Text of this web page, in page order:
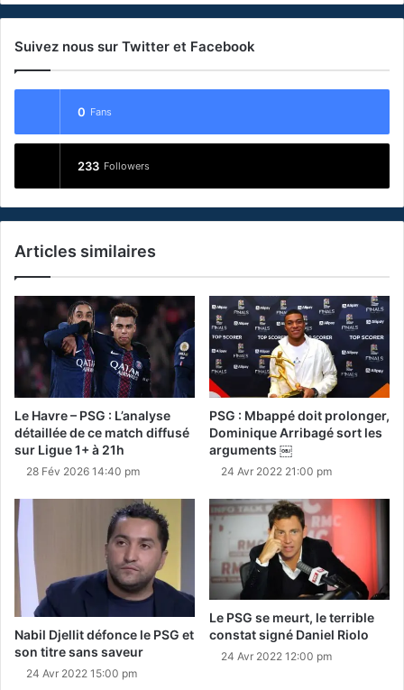
Suivez nous sur Twitter et Facebook
0 Fans
233 Followers
Articles similaires
Le Havre – PSG : L’analyse
détaillée de ce match diffusé
sur Ligue 1+ à 21h
28 Fév 2026 14:40 pm
PSG : Mbappé doit prolonger,
Dominique Arribagé sort les
arguments ￼
24 Avr 2022 21:00 pm
Nabil Djellit défonce le PSG et
son titre sans saveur
24 Avr 2022 15:00 pm
Le PSG se meurt, le terrible
constat signé Daniel Riolo
24 Avr 2022 12:00 pm